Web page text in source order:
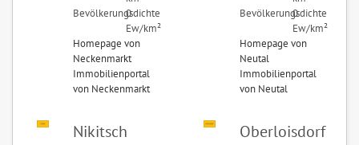
Bevölkerungsdichte
0
Ew/km²
Homepage von
Neckenmarkt
Immobilienportal
von Neckenmarkt
Bevölkerungsdichte
0
Ew/km²
Homepage von
Neutal
Immobilienportal
von Neutal
Nikitsch Oberloisdorf